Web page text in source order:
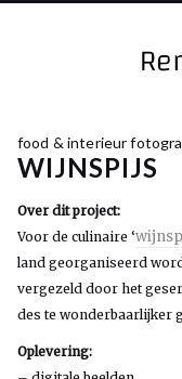
food & interieur
WIJNSPIJS
Over dit project:
Voor de culinaire ‘
land georganiseerd
vergezeld door het
des te wonderbaarlijker
Oplevering: